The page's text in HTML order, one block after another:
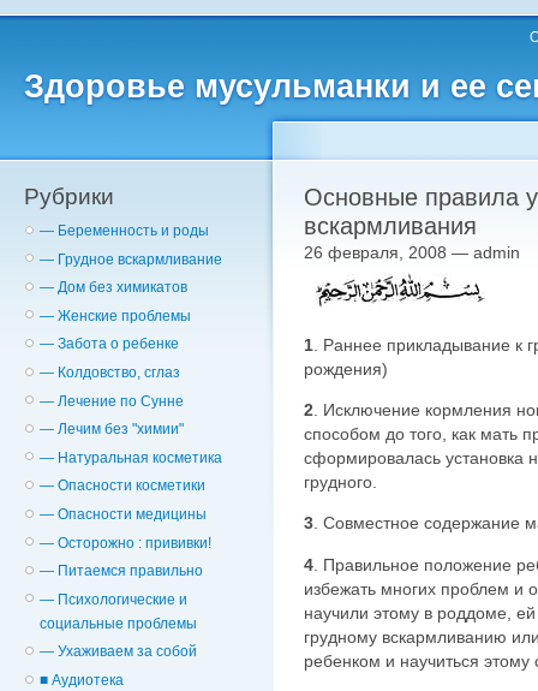
Здоровье мусульманки и ее
Рубрики
— Беременность и роды
— Грудное вскармливание
— Дом без химикатов
— Женские проблемы
— Забота о ребенке
— Колдовство, сглаз
— Лечение по Сунне
— Лечим без "химии"
— Натуральная косметика
— Опасности косметики
— Опасности медицины
— Осторожно : прививки!
— Питаемся правильно
— Психологические и
cоциальные проблемы
— Ухаживаем за собой
■ Аудиотека
Основные правила
вскармливания
26 февраля, 2008 — admin
1 . Раннее прикладывание к
рождения)
2 . Исключение кормления
способом до того, как мать
сформировалась установка
грудного.
3. Совместное содержание
4 . Правильное положение
избежать многих проблем и
научили этому в роддоме, ей
грудному вскармливанию
ребенком и научиться этому